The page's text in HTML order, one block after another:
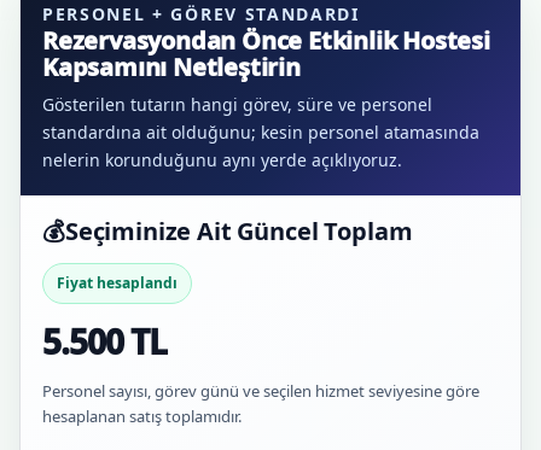
PERSONEL + GÖREV STANDARDI
Rezervasyondan Önce Etkinlik Hostesi
Kapsamını Netleştirin
Gösterilen tutarın hangi görev, süre ve personel
standardına ait olduğunu; kesin personel atamasında
nelerin korunduğunu aynı yerde açıklıyoruz.
💰Seçiminize Ait Güncel Toplam
Fiyat hesaplandı
5.500 TL
Personel sayısı, görev günü ve seçilen hizmet seviyesine göre
hesaplanan satış toplamıdır.